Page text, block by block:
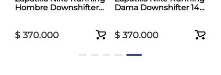
Hombre Downshifter
$ 370.000
Dama Downshifter 14
$ 370.000